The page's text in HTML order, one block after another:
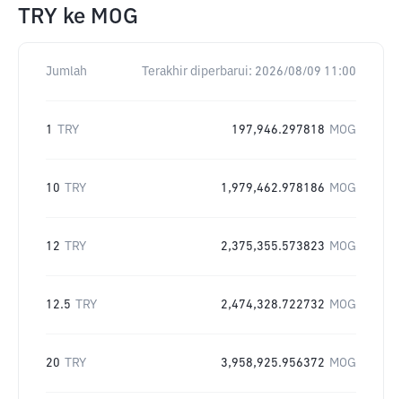
TRY ke MOG
Jumlah Terakhir diperbarui: 2026/08/09 11:00
1 TRY 197,946.297818 MOG
10 TRY 1,979,462.978186 MOG
12 TRY 2,375,355.573823 MOG
12.5 TRY 2,474,328.722732 MOG
20 TRY 3,958,925.956372 MOG